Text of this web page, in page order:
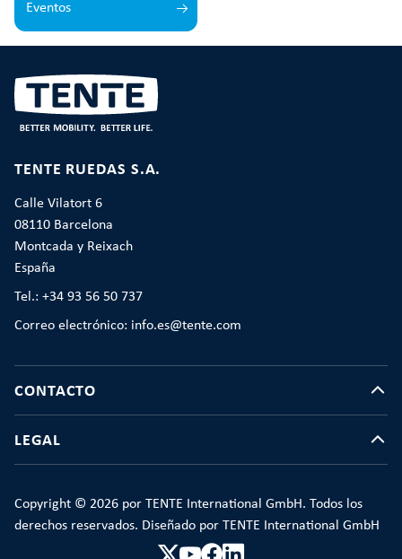
Eventos
TENTE RUEDAS S.A.
Calle Vilatort 6
08110 Barcelona
Montcada y Reixach
España
Tel.: +34 93 56 50 737
Correo electrónico: info.es@tente.com
CONTACTO
LEGAL
Copyright © 2026 por TENTE International GmbH. Todos los
derechos reservados. Diseñado por TENTE International GmbH